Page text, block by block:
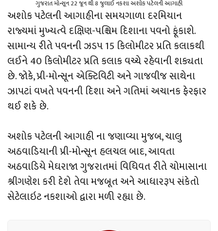
ગુજરાત મોન્સૂન 22 જૂન થી 8 જુલાઈ નકશા અશોક પટેલની આગાહી
અશોક પટેલની આગાહીના સમયગાળા દરમિયાન
રાજ્યમાં મુખ્યત્વે દક્ષિણ-પશ્ચિમ દિશાના પવનો ફૂંકાશે.
સામાન્ય રીતે પવનની ઝડપ 15 કિલોમીટર પ્રતિ કલાકથી
લઈને 40 કિલોમીટર પ્રતિ કલાક વચ્ચે રહેવાની શક્યતા
છે. જોકે, પ્રી-મોન્સૂન એક્ટિવિટી અને ગાજવીજ સાથેના
ઝાપટાં વખતે પવનની દિશા અને ગતિમાં અચાનક ફેરફાર
થઈ શકે છે.
અશોક પટેલની આગાહી ના જણાવ્યા મુજબ, ચાલુ
અઠવાડિયાની પ્રી-મોન્સૂન હલચલ બાદ, આવતા
અઠવાડિયે મેઘરાજા ગુજરાતમાં વિધિવત રીતે ચોમાસાના
શ્રીગણેશ કરી દેશે તેવા મજબૂત અને આધારરૂપ સંકેતો
સેટેલાઇટ નકશાઓ દ્વારા મળી રહ્યા છે.